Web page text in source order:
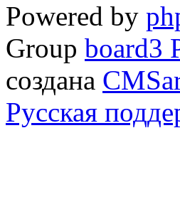
Powered by
Group board3
создана
Русская